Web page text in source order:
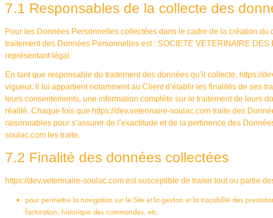
7.1 Responsables de la collecte des
Pour les Données Personnelles collectées dans le cadre de la création
traitement des Données Personnelles est : SOCIETE VETERINAIRE DES
représentant légal
En tant que responsable du traitement des données qu’il collecte, https://
vigueur. Il lui appartient notamment au Client d’établir les finalités de ses
leurs consentements, une information complète sur le traitement de leurs
réalité. Chaque fois que https://dev.veterinaire-soulac.com traite des
raisonnables pour s’assurer de l’exactitude et de la pertinence des
soulac.com les traite.
7.2 Finalité des données collectées
https://dev.veterinaire-soulac.com est susceptible de traiter tout ou partie
pour permettre la navigation sur le Site et la gestion et la traçabilité des
facturation, historique des commandes, etc.